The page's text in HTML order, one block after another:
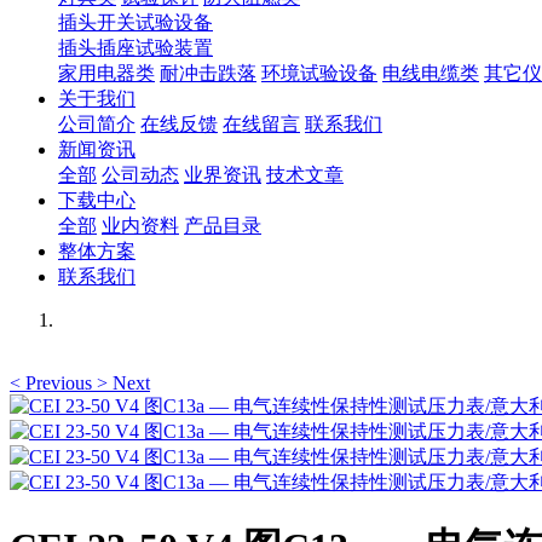
插头开关试验设备
插头插座试验装置
家用电器类 耐冲击跌落 环境试验设备 电线电缆类 其它
关于我们
公司简介 在线反馈 在线留言 联系我们
新闻资讯
全部 公司动态 业界资讯 技术文章
下载中心
全部 业内资料 产品目录
整体方案
联系我们
< Previous > Next